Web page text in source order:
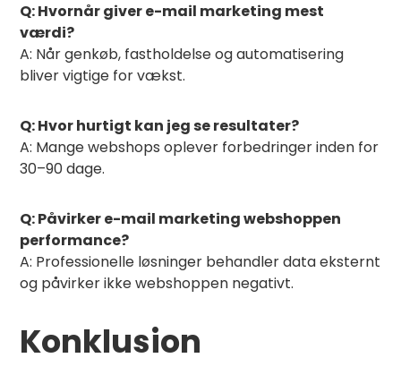
Q: Hvornår giver e-mail marketing mest
værdi?
A: Når genkøb, fastholdelse og automatisering
bliver vigtige for vækst.
Q: Hvor hurtigt kan jeg se resultater?
A: Mange webshops oplever forbedringer inden for
30–90 dage.
Q: Påvirker e-mail marketing webshoppen
performance?
A: Professionelle løsninger behandler data eksternt
og påvirker ikke webshoppen negativt.
Konklusion